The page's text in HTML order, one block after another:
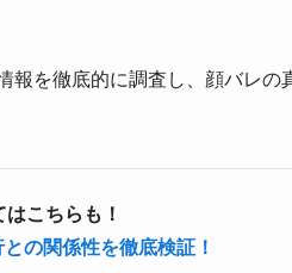
報を徹底的に調査し、顔バレの
こちらも！
の関係性を徹底検証！